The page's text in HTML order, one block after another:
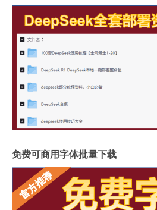
免费可商用字体批量下载